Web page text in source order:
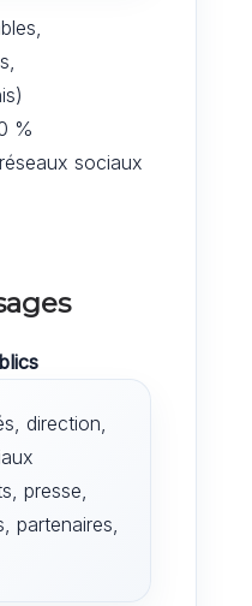
%
sociaux
direction,
presse,
partenaires,